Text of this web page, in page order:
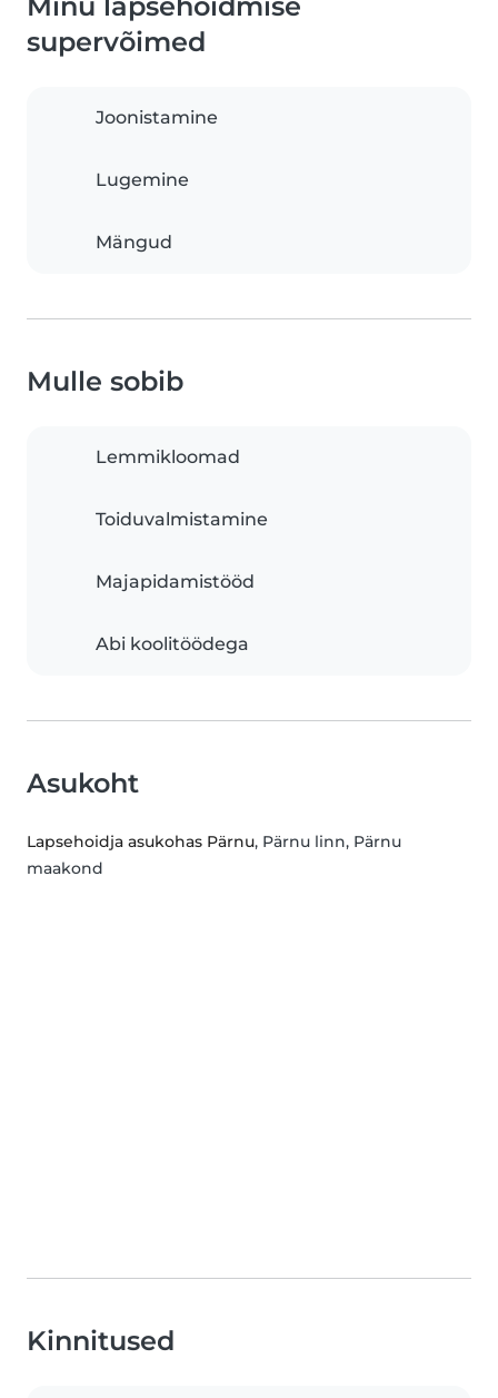
supervõimed
Joonistamine
Lugemine
Mängud
Mulle sobib
Lemmikloomad
Toiduvalmistamine
Majapidamistööd
Abi koolitöödega
Asukoht
Lapsehoidja asukohas Pärnu, Pärnu linn, Pärnu
maakond
Kinnitused